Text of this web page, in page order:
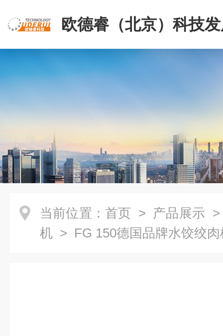
欧德睿（北京）科技
公司
当前位置： 首页 > 产品展示
机 > FG 150德国品牌水饺绞肉